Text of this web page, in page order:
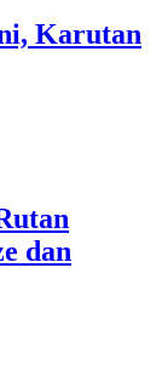
Karutan
dan